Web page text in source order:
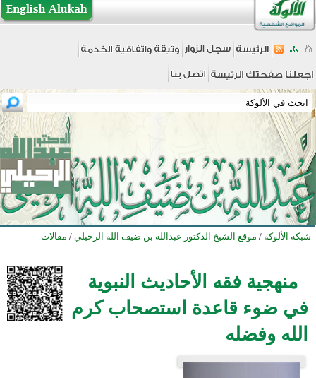
شبكة الألوكة / موقع الشيخ الدكتور عبدالله بن ضيف الله الرحيلي / مقالات
منهجية فقه الأحاديث النبوية
في ضوء قاعدة استصحاب كرم
الله وفضله